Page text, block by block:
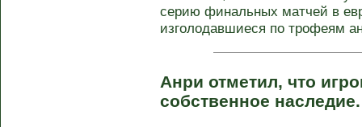
серию финальных матчей в
изголодавшиеся по трофеям
Анри отметил, что
собственное